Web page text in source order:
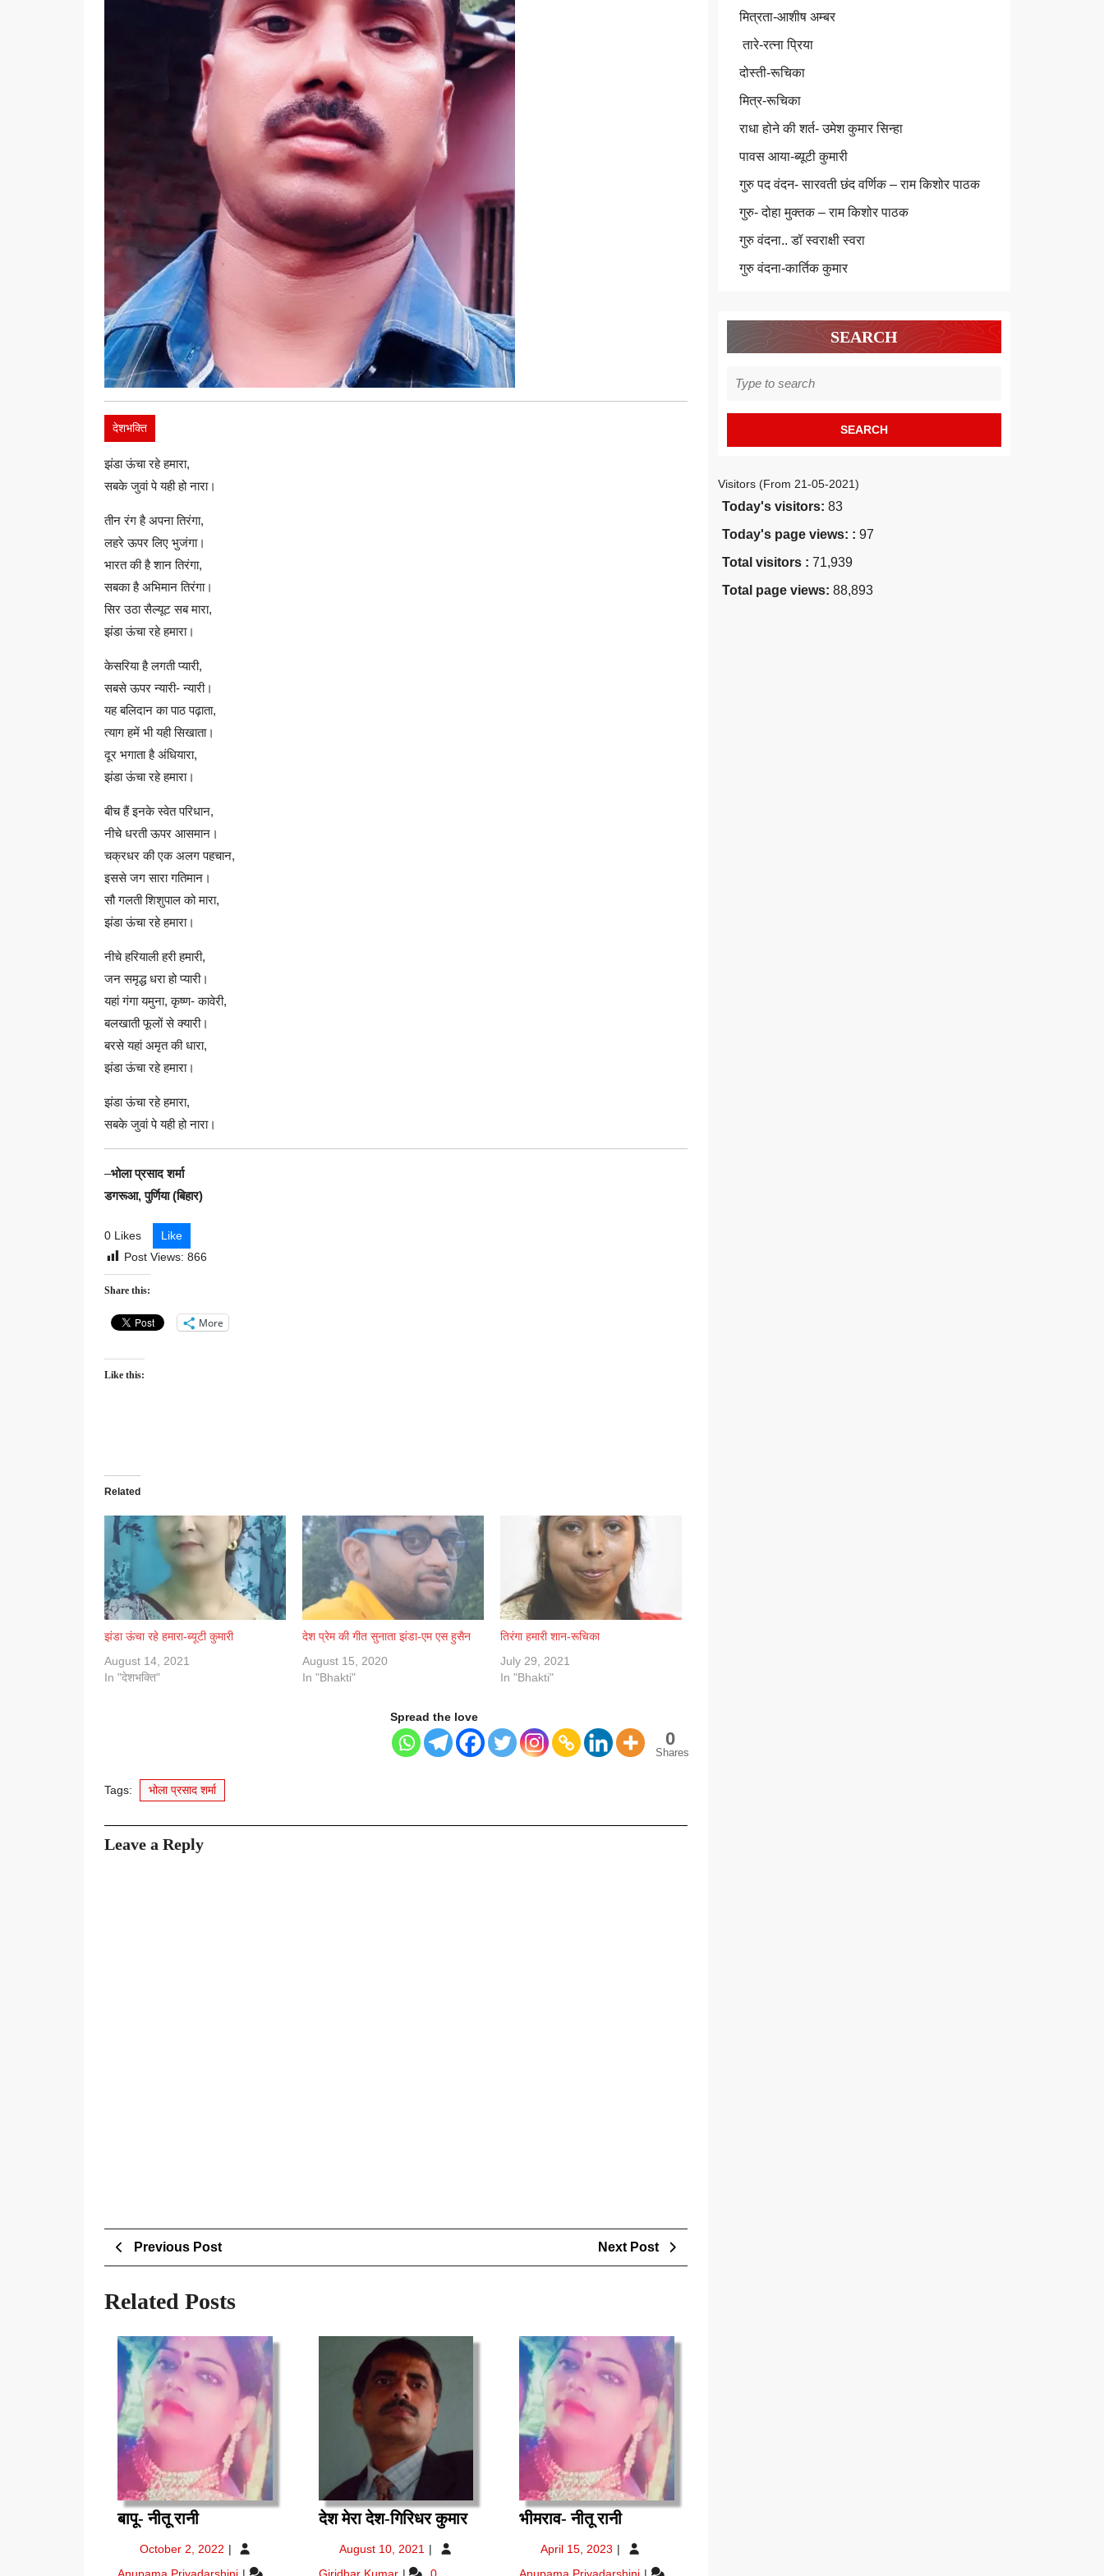
देशभक्ति
झंडा ऊंचा रहे हमारा,
सबके जुवां पे यही हो नारा।
तीन रंग है अपना तिरंगा,
लहरे ऊपर लिए भुजंगा।
भारत की है शान तिरंगा,
सबका है अभिमान तिरंगा।
सिर उठा सैल्यूट सब मारा,
झंडा ऊंचा रहे हमारा।
केसरिया है लगती प्यारी,
सबसे ऊपर न्यारी- न्यारी।
यह बलिदान का पाठ पढ़ाता,
त्याग हमें भी यही सिखाता।
दूर भगाता है अंधियारा,
झंडा ऊंचा रहे हमारा।
बीच हैं इनके स्वेत परिधान,
नीचे धरती ऊपर आसमान।
चक्रधर की एक अलग पहचान,
इससे जग सारा गतिमान।
सौ गलती शिशुपाल को मारा,
झंडा ऊंचा रहे हमारा।
नीचे हरियाली हरी हमारी,
जन समृद्ध धरा हो प्यारी।
यहां गंगा यमुना, कृष्ण- कावेरी,
बलखाती फूलों से क्यारी।
बरसे यहां अमृत की धारा,
झंडा ऊंचा रहे हमारा।
झंडा ऊंचा रहे हमारा,
सबके जुवां पे यही हो नारा।
–भोला प्रसाद शर्मा
डगरूआ, पुर्णिया (बिहार)
0 Likes
Like
Post Views: 866
Share this:
More
Like this:
Related
झंडा ऊंचा रहे हमारा-ब्यूटी कुमारी
August 14, 2021
In "देशभक्ति"
देश प्रेम की गीत सुनाता झंडा-एम एस हुसैन
August 15, 2020
In "Bhakti"
तिरंगा हमारी शान-रूचिका
July 29, 2021
In "Bhakti"
Spread the love
0
Shares
Tags: भोला प्रसाद शर्मा
Leave a Reply
Post
navigation
Previous PostPrevious
Next Post
Related Posts
बापू- नीतू रानीबापू-
रानी
October 2, 2022 October
Anupama Priyadarshini बापू-
देश मेरा देश-गिरिधर कुमारदेश
August 10, 2021 August
Giridhar Kumar देश 0
भीमराव- नीतू रानीभीमराव-
रानी
April 15, 2023 April
Anupama Priyadarshini भीमराव-
मित्रता-आशीष अम्बर
तारे-रत्ना प्रिया
दोस्ती-रूचिका
मित्र-रूचिका
राधा होने की शर्त- उमेश कुमार सिन्हा
पावस आया-ब्यूटी कुमारी
गुरु पद वंदन- सारवती छंद वर्णिक – राम किशोर पाठक
गुरु- दोहा मुक्तक – राम किशोर पाठक
गुरु वंदना.. डॉ स्वराक्षी स्वरा
गुरु वंदना-कार्तिक कुमार
SEARCH
for:
Visitors (From 21-05-2021)
Today's visitors: 83
Today's page views: : 97
Total visitors : 71,939
Total page views: 88,893